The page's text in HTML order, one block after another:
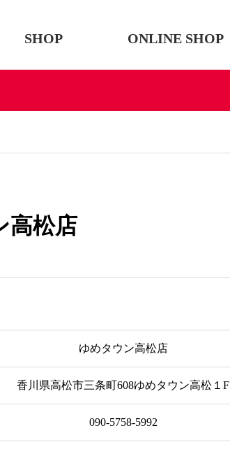
SHOP ONLINE SHOP
高松店
ゆめタウン高松店
香川県高松市三条町608ゆめタウン高松１F
090-5758-5992